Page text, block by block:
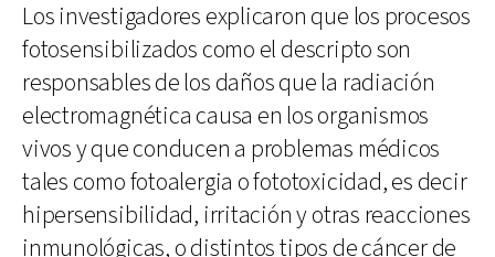
Los investigadores explicaron que los procesos
fotosensibilizados como el descripto son
responsables de los daños que la radiación
electromagnética causa en los organismos
vivos y que conducen a problemas médicos
tales como fotoalergia o fototoxicidad, es decir
hipersensibilidad, irritación y otras reacciones
inmunológicas, o distintos tipos de cáncer de